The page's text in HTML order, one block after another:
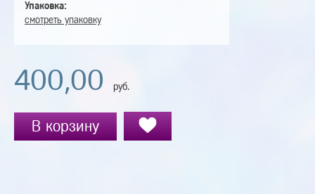
Упаковка:
смотреть упаковку
400,00 руб.
В корзину